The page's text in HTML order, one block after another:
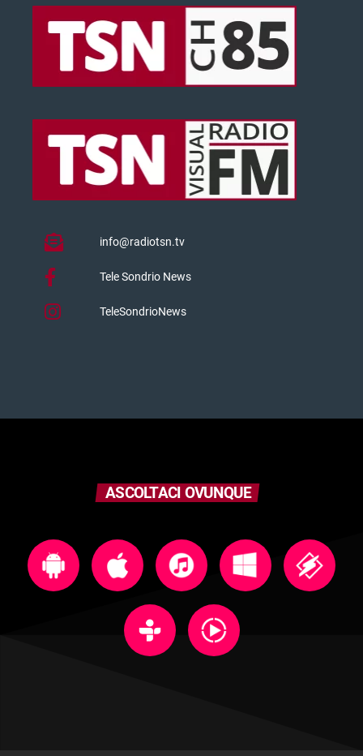
info@radiotsn.tv
Tele Sondrio News
TeleSondrioNews
ASCOLTACI OVUNQUE